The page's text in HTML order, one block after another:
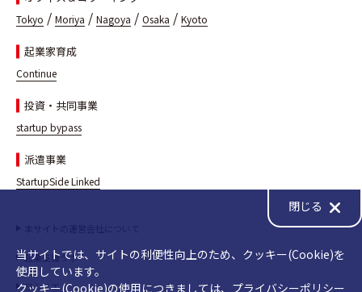
Tokyo / Moriya / Nagoya / Osaka / Kyoto
起業家育成
Continue
投資・共同事業
startup bypass
派遣事業
StartupSide Linked
起業支援ラボ
ヨムリエ
当サイトでは、サイトの利便性向上のため、クッキー(Cookie)を
使用しています。
クッキー(Cookie)の使用につきましては、プライバシーポリシー
閉じる